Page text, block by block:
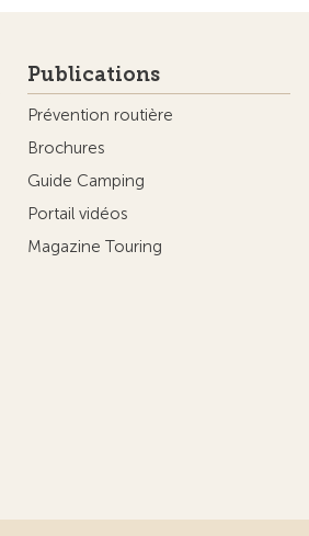
Publications
Prévention routière
Brochures
Guide Camping
Portail vidéos
Magazine Touring